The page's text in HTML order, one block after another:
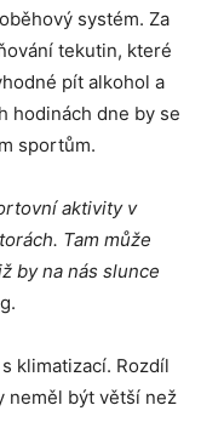
systém. Za
tekutin, které
pít alkohol a
hodinách dne by se
sportům.
aktivity v
Tam může
by na nás slunce
klimatizací. Rozdíl
neměl být větší než